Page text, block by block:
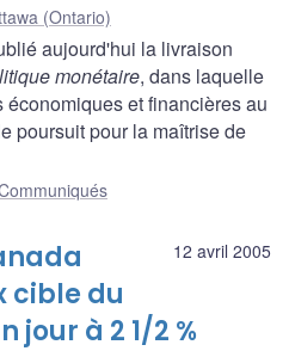
(Ontario)
aujourd'hui la livraison
monétaire, dans laquelle
et financières au
poursuit pour la maîtrise de
12 avril 2005
cible du
jour à 2 1/2 %